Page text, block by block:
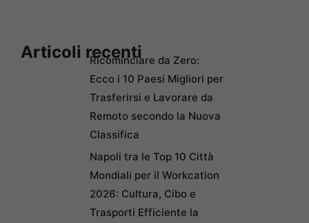
Articoli recentiRicominciare da Zero:
Ecco i 10 Paesi Migliori per
Trasferirsi e Lavorare da
Remoto secondo la Nuova
Classifica
Napoli tra le Top 10 Città
Mondiali per il Workcation
2026: Cultura, Cibo e
Trasporti Efficiente la